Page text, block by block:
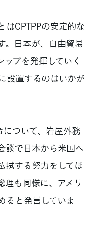
CPTPPの安定的な
。日本が、自由貿易
プを発揮していく
設置するのはいかが
について、岩屋外務
談で日本から米国へ
拭する努力をしてほ
理も同様に、アメリ
ると発言していま